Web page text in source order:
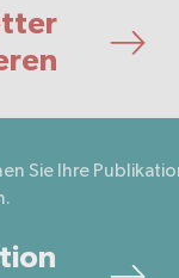
Sie Ihre